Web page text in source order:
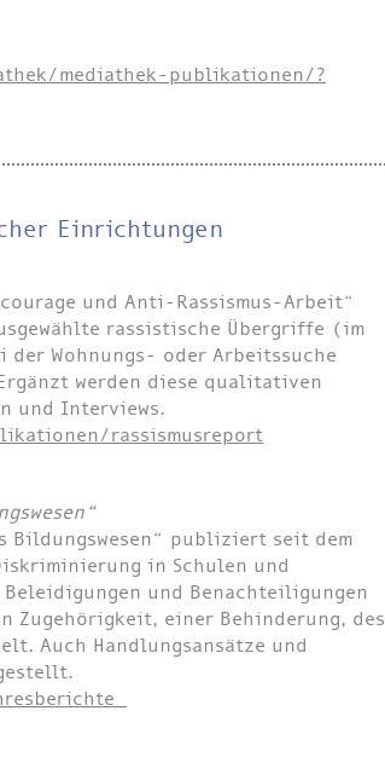
mediathek-publikationen/?
Einrichtungen
und Anti-Rassismus-Arbeit“
rassistische Übergriffe (im
Wohnungs- oder Arbeitssuche
werden diese qualitativen
und Interviews.
rassismusreport
publiziert seit dem
in Schulen und
und Benachteiligungen
Zugehörigkeit, einer Behinderung, des
Auch Handlungsansätze und